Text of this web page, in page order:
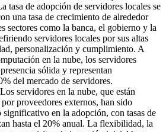
tasa de adopción de servidores locales se
una tasa de crecimiento de alrededor
sectores como la banca, el gobierno y la
servidores locales por sus altas
personalización y cumplimiento. A
en la nube, los servidores
sólida y representan
del mercado de servidores.
Los servidores en la nube, que están
proveedores externos, han sido
significativo en la adopción, con tasas de
hasta el 20% anual. La flexibilidad, la